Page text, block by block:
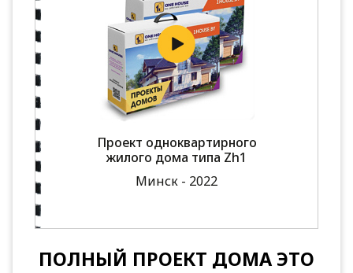
Проект одноквартирного
жилого дома типа Zh1
Минск - 2022
ПОЛНЫЙ ПРОЕКТ ДОМА ЭТО